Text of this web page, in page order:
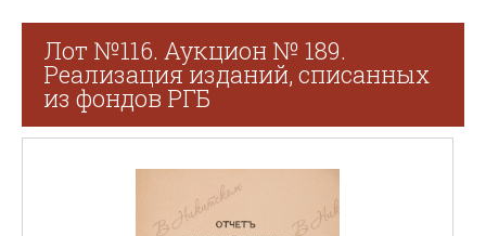
Лот №116. Аукцион № 189.
Реализация изданий, списанных
из фондов РГБ